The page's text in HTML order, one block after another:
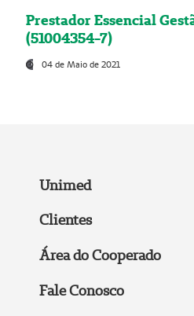
Prestador Essencial
(51004354-7)
04 de Maio de 2021
Unimed
Clientes
Área do Cooperado
Fale Conosco